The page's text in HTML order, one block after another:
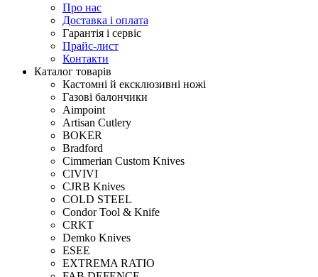
Про нас
Доставка і оплата
Гарантія і сервіс
Прайс-лист
Контакти
Каталог товарів
Кастомні й ексклюзивні ножі
Газові балончики
Aimpoint
Artisan Cutlery
BOKER
Bradford
Cimmerian Custom Knives
CIVIVI
CJRB Knives
COLD STEEL
Condor Tool & Knife
CRKT
Demko Knives
ESEE
EXTREMA RATIO